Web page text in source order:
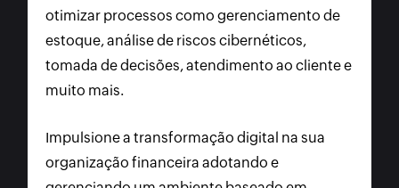
otimizar processos como gerenciamento de
estoque, análise de riscos cibernéticos,
tomada de decisões, atendimento ao cliente e
muito mais.
Impulsione a transformação digital na sua
organização financeira adotando e